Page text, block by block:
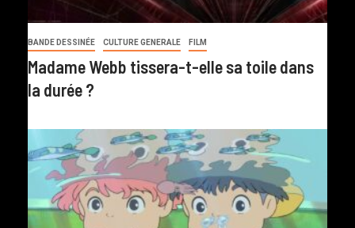
BANDE DESSINÉE CULTURE GENERALE FILM
Madame Webb tissera-t-elle sa toile dans
la durée ?